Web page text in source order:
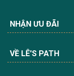
NHẬN ƯU ĐÃI
VỀ LÊ'S PATH